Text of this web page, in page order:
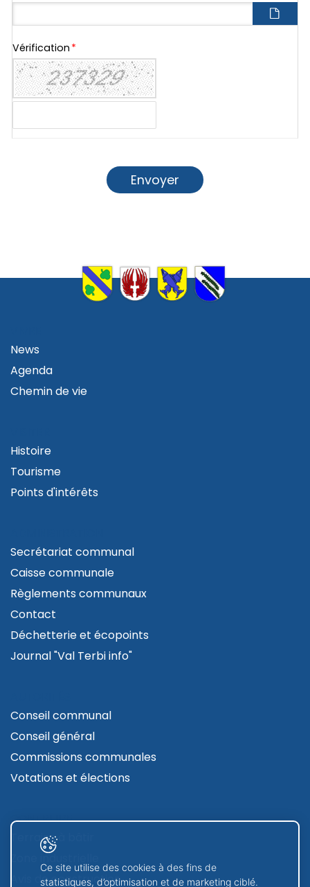
Vérification *
Envoyer
News
Agenda
Chemin de vie
Histoire
Tourisme
Points d'intérêts
Secrétariat communal
Caisse communale
Règlements communaux
Contact
Déchetterie et écopoints
Journal "Val Terbi info"
Conseil communal
Conseil général
Commissions communales
Votations et élections
CONTRUIRE
Terrains à bâtir
Zone industrielle
Avis de construction
Ce site utilise des cookies à des fins de
statistiques, d’optimisation et de marketing ciblé.